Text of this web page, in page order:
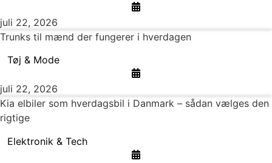
juli 22, 2026
Trunks til mænd der fungerer i hverdagen
Tøj & Mode
juli 22, 2026
Kia elbiler som hverdagsbil i Danmark – sådan vælges den
rigtige
Elektronik & Tech